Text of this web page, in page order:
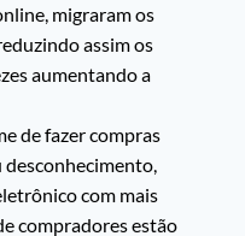
migraram os
assim os
aumentando a
de fazer compras
com mais
compradores estão